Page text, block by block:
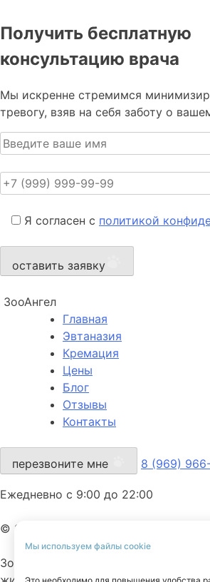
Получить бесплатную
консультацию врача
Мы искренне стремимся
тревогу, взяв на себя заботу о
Я согласен с политикой
оставить заявку
Мы используем файлы cookie
ЗооАнгел
Главная
Эвтаназия
Кремация
Цены
Блог
Отзывы
Контакты
перезвоните мне 8 (969)
Ежедневно с 9:00 до 22:00
© 2025 ЗооАнгел. Все права
ЗооАнгел — ритуальная служба для